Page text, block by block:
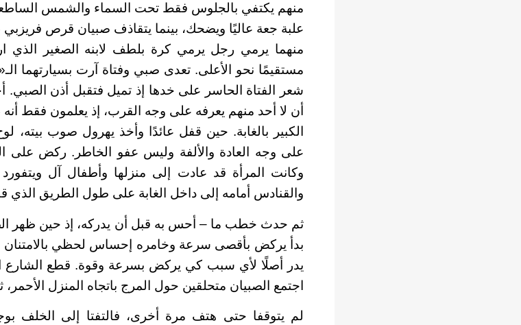
منهم يكتفي بالجلوس فقط تحت السماء والشمس
علبة جعة عاليًا ويضحك، بينما يتقاذف صبيان قرص فريزبي
منهما يرمي رجل يرمي كرة بلطف لابنه الصغير
مستقيمًا نحو الأعلى. تعدى صبي وفتاة آرت بسيارتهما
شعر الفتاة الحاسر على خدها إذ تميل فتقبل أذن
أن لا أحد منهم يعرفه على وجه القرب، إذ يعلمون فقط
الكبير بالغابة. حين قفل عائدًا وأخذ يهرول صوب بيته،
على وجه العادة والألفة وليس عفو الخاطر. ركض على
وكانت المرأة قد عادت إلى منزلها وأطفال آل
والقنادس أمامه إلى داخل الغابة على طول الطريق الذي
ثم حدث خطب ما – أحس به قبل أن يدركه، إذ حين ظهر
بدأ يركض بأقصى سرعة وخامره إحساس لحظي بالامتنان
يدر أصلًا لأي سبب كي يركض بسرعة وقوة. قطع الشارع
اجتمع الصبيان متحلقين حول المرج باتجاه المنزل
لم يتوقفا حتى هتف مرة أخرى، فالتفتا إلى الخلف